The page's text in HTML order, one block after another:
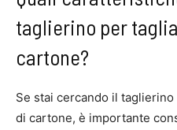
taglierino per
cartone?
Se stai cercando il
di cartone, è importante